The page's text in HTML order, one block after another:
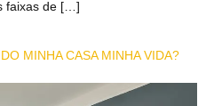
faixas de […]
MINHA CASA MINHA VIDA?